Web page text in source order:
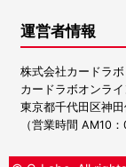
運営者情報
株式会社カードラボ
カードラボオンラ
東京都千代田区神
（営業時間 AM10